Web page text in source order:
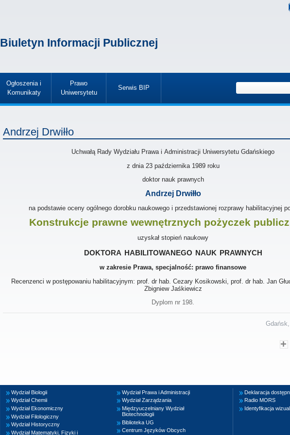
Biuletyn Informacji Publicznej
Ogłoszenia i
Komunikaty
»
Prawo
Uniwersytetu
»
Serwis BIP
»
Andrzej Drwiłło
Uchwałą Rady Wydziału Prawa i Administracji Uniwersytetu Gdańskiego
z dnia 23 października 1989roku
doktor nauk prawnych
Andrzej Drwiłło
na podstawie oceny ogólnego dorobku naukowego i przedstawionej rozprawy habilitacyjnej
Konstrukcje prawne wewnętrznych pożyczek
uzyskał stopień naukowy
doktora habilitowanego nauk prawnych
w zakresie Prawa, specjalność: prawo finansowe
Recenzenci w postępowaniu habilitacyjnym: prof. dr hab. Cezary Kosikowski, prof. dr hab. Jan
Zbigniew Jaśkiewicz
Dyplom nr 198.
Wydział Biologii
Wydział Chemii
Wydział Ekonomiczny
Wydział Filologiczny
Wydział Historyczny
Wydział Matematyki, Fizyki i
Wydział Prawa i Administracji
Wydział Zarządzania
Międzyuczelniany Wydział
Biotechnologii
Biblioteka UG
Centrum Języków Obcych
Deklaracja
Radio MORS
Identyfikacja